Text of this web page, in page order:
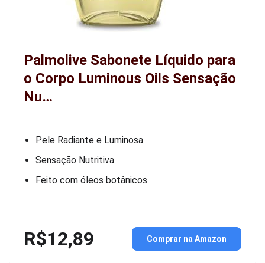
Palmolive Sabonete Líquido para
o Corpo Luminous Oils Sensação
Nu…
Pele Radiante e Luminosa
Sensação Nutritiva
Feito com óleos botânicos
R$12,89 Comprar na Amazon